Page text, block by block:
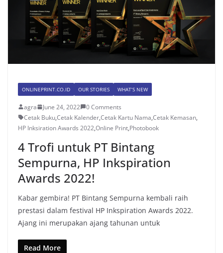
ONLINEPRINT.CO.ID OUR STORIES WHAT’S NEW
agra June 24, 2022
0 Comments
Cetak Buku,Cetak Kalender,Cetak Kartu Nama,Cetak Kemasan,
HP Inksiration Awards 2022,Online Print,Photobook
4 Trofi untuk PT Bintang
Sempurna, HP Inkspiration
Awards 2022!
Kabar gembira! PT Bintang Sempurna kembali raih
prestasi dalam festival HP Inkspiration Awards 2022.
Ajang ini merupakan ajang tahunan untuk
Read More